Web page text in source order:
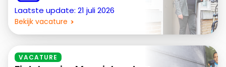
Laatste update: 21 juli 2026
Bekijk vacature
VACATURE